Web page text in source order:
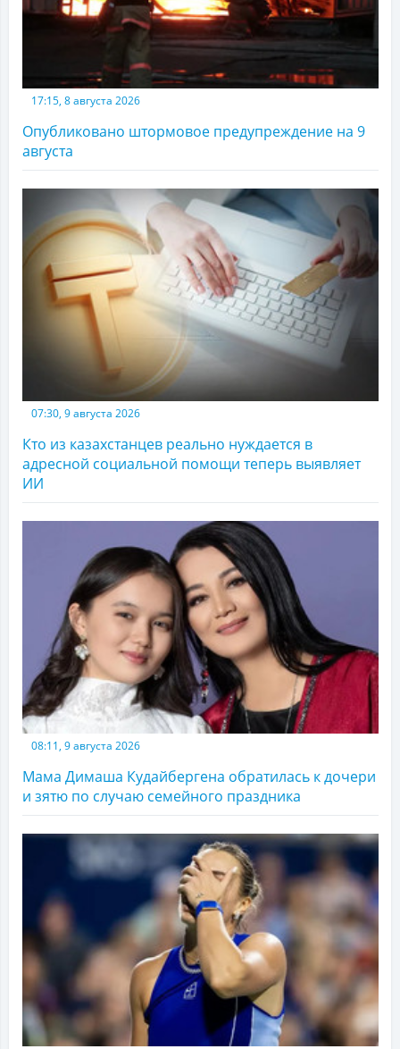
17:15, 8 августа 2026
Опубликовано штормовое предупреждение на 9
августа
07:30, 9 августа 2026
Кто из казахстанцев реально нуждается в
адресной социальной помощи теперь выявляет
ИИ
08:11, 9 августа 2026
Мама Димаша Кудайбергена обратилась к дочери
и зятю по случаю семейного праздника